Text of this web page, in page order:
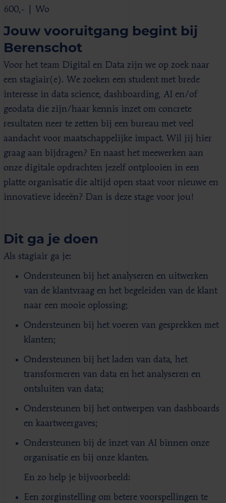
600,- | Wo
Jouw vooruitgang begint bij
Berenschot
Voor het team Digital en Data zijn we op zoek naar
een stagiair(e). We zoeken een student met brede
interesse in data science, dashboarding, AI en/of
geodata die zijn/haar kennis inzet om concrete
resultaten neer te zetten bij een bureau met veel
aandacht voor maatschappelijke impact. Wil jij hier
graag aan bijdragen? En naast het meewerken aan
onze digitale opdrachten jezelf ontplooien in een
platte organisatie die altijd open staat voor nieuwe en
innovatieve ideeën? Dan is deze stage voor jou!
Dit ga je doen
Als stagiair ga je:
Ondersteunen bij het analyseren en uitwerken
van de klantvraag en het begeleiden van de klant
naar een mooie oplossing;
Ondersteunen bij het voeren van gesprekken met
klanten;
Ondersteunen bij het laden van data, het
transformeren van data en het analyseren en
ontsluiten van data;
Ondersteunen bij het ontwerpen van dashboards
en kaartweergaves;
Ondersteunen bij de inzet van AI binnen onze
organisatie en bij onze klanten.
En zo help je bijvoorbeeld:
Een zorginstelling om betere voorspellingen te